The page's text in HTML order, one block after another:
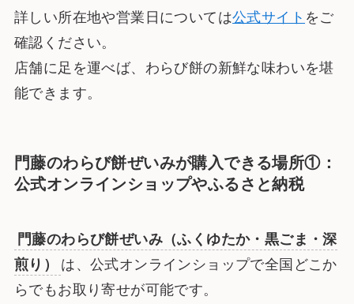
詳しい所在地や営業日については公式サイト をご
確認ください。
店舗に足を運べば、わらび餅の新鮮な味わいを堪
能できます。
門藤のわらび餅ぜいみが購入できる場所①：
公式オンラインショップやふるさと納税
門藤のわらび餅ぜいみ（ふくゆたか・黒ごま・深
煎り）
は、公式オンラインショップで全国どこか
らでもお取り寄せが可能です。